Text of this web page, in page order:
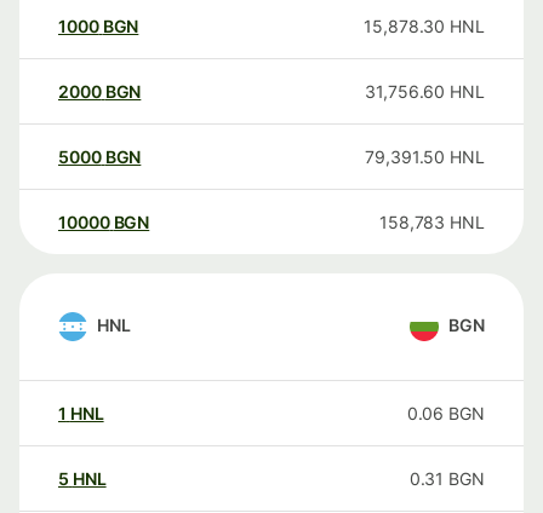
1000 BGN 15,878.30 HNL
2000 BGN 31,756.60 HNL
5000 BGN 79,391.50 HNL
10000 BGN 158,783 HNL
HNL BGN
1 HNL 0.06 BGN
5 HNL 0.31 BGN